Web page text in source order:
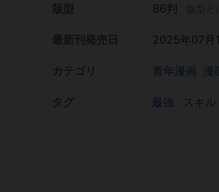
B6判
2025年07月
青年漫画 漫
最強 スキル